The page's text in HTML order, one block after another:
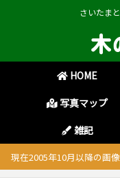
さいたま
HOME
写真マップ
雑記
現在2005年10月以降の画